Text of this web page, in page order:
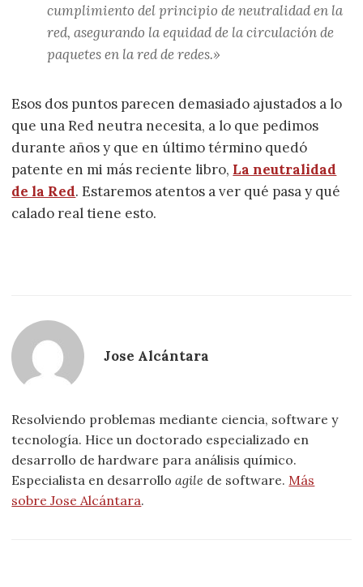
cumplimiento del principio de neutralidad en la
red, asegurando la equidad de la circulación de
paquetes en la red de redes.»
Esos dos puntos parecen demasiado ajustados a lo
que una Red neutra necesita, a lo que pedimos
durante años y que en último término quedó
patente en mi más reciente libro, La neutralidad
de la Red. Estaremos atentos a ver qué pasa y qué
calado real tiene esto.
Jose Alcántara
Resolviendo problemas mediante ciencia, software y
tecnología. Hice un doctorado especializado en
desarrollo de hardware para análisis químico.
Especialista en desarrolloagile de software. Más
sobre Jose Alcántara.